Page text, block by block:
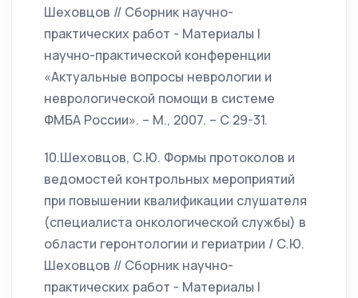
Шеховцов // Сборник научно-
практических работ - Материалы I
научно-практической конференции
«Актуальные вопросы неврологии и
неврологической помощи в системе
ФМБА России». – М., 2007. – С 29-31.
10.Шеховцов, С.Ю. Формы протоколов и
ведомостей контрольных мероприятий
при повышении квалификации слушателя
(специалиста онкологической службы) в
области геронтологии и гериатрии / С.Ю.
Шеховцов // Сборник научно-
практических работ - Материалы I